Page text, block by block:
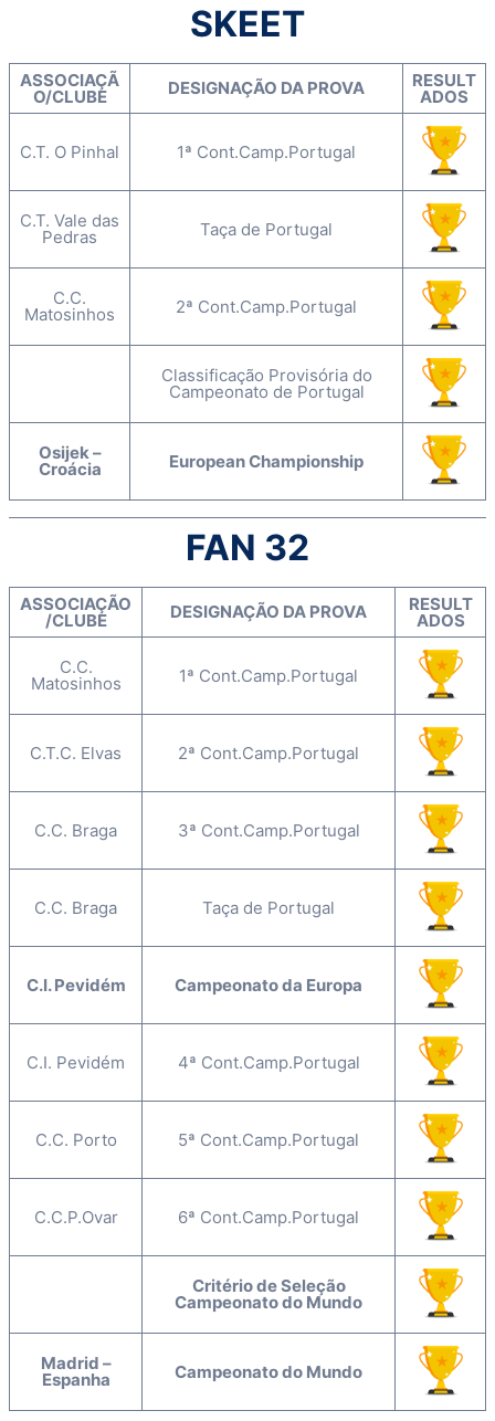
SKEET
ASSOCIAÇÃ
O/CLUBE DESIGNAÇÃO DA PROVA RESULT
ADOS
C.T. O Pinhal 1ª Cont.Camp.Portugal
C.T. Vale das
Pedras Taça de Portugal
C.C.
Matosinhos 2ª Cont.Camp.Portugal
Classificação Provisória do
Campeonato de Portugal
Osijek –
Croácia European Championship
FAN 32
ASSOCIAÇÃO
/CLUBE DESIGNAÇÃO DA PROVA RESULT
ADOS
C.C.
Matosinhos 1ª Cont.Camp.Portugal
C.T.C. Elvas 2ª Cont.Camp.Portugal
C.C. Braga 3ª Cont.Camp.Portugal
C.C. Braga Taça de Portugal
C.I. Pevidém Campeonato da Europa
C.I. Pevidém 4ª Cont.Camp.Portugal
C.C. Porto 5ª Cont.Camp.Portugal
C.C.P.Ovar 6ª Cont.Camp.Portugal
Critério de Seleção
Campeonato do Mundo
Madrid –
Espanha Campeonato do Mundo